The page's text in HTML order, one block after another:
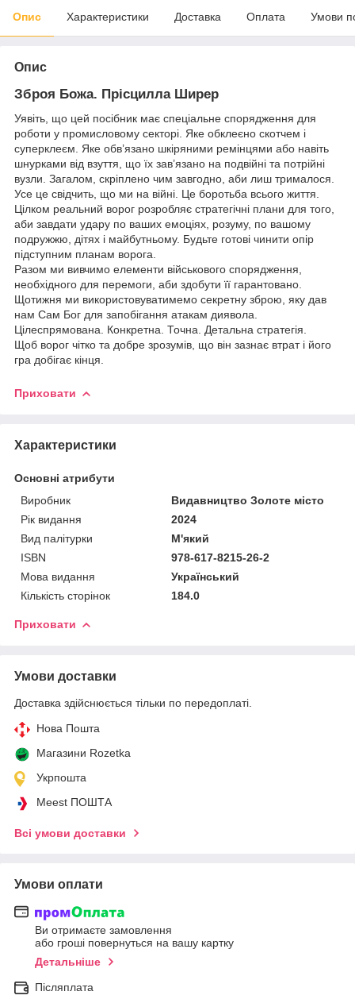
Опис Характеристики Доставка Оплата Умови
Опис
Зброя Божа. Прісцилла Ширер
Уявіть, що цей посібник має спеціальне спорядження для
роботи у промисловому секторі. Яке обклеєно скотчем і
суперклеєм. Яке обв’язано шкіряними ремінцями або навіть
шнурками від взуття, що їх зав’язано на подвійні та потрійні
вузли. Загалом, скріплено чим завгодно, аби лиш трималося.
Усе це свідчить, що ми на війні. Це боротьба всього життя.
Цілком реальний ворог розробляє стратегічні плани для того,
аби завдати удару по ваших емоціях, розуму, по вашому
подружжю, дітях і майбутньому. Будьте готові чинити опір
підступним планам ворога.
Разом ми вивчимо елементи військового спорядження,
необхідного для перемоги, аби здобути її гарантовано.
Щотижня ми використовуватимемо секретну зброю, яку дав
нам Сам Бог для запобігання атакам диявола.
Цілеспрямована. Конкретна. Точна. Детальна стратегія.
Щоб ворог чітко та добре зрозумів, що він зазнає втрат і його
гра добігає кінця.
Приховати
Характеристики
Основні атрибути
Виробник
Видавництво Золоте місто
Рік видання
2024
Вид палітурки
М'який
ISBN
978-617-8215-26-2
Мова видання
Український
Кількість сторінок
184.0
Приховати
Умови доставки
Доставка здійснюється тільки по передоплаті.
Нова Пошта
Магазини Rozetka
Укрпошта
Meest ПОШТА
Всі умови доставки
Умови оплати
Ви отримаєте замовлення
або гроші повернуться на вашу картку
Детальніше
Післяплата